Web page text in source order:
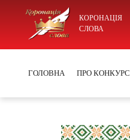
КОРОНАЦІЯ
СЛОВА
ГОЛОВНА ПРО КОНКУРС